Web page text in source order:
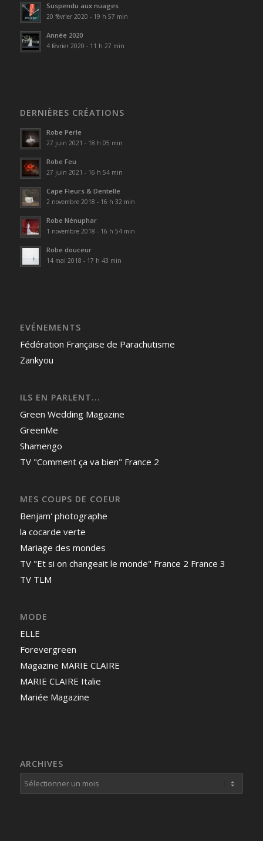
Suspendu aux nuages
20 février 2020 - 19 h 57 min
Année 2020
4 février 2020 - 11 h 27 min
DERNIÈRES CRÉATIONS
Robe Perle
27 juin 2021 - 18 h 05 min
Robe Feu
27 juin 2021 - 16 h 54 min
Cape Fleurs & Dentelle
2 novembre 2018 - 16 h 32 min
Robe Nénuphar
1 novembre 2018 - 16 h 54 min
Robe douceur
14 mai 2018 - 17 h 43 min
EVÉNEMENTS
Fédération Française de Parachutisme
Zankyou
ILS EN PARLENT...
Green Wedding Magazine
GreenMe
Shamengo
TV "Comment ça va bien" France 2
MES COUPS DE COEUR
Benjam' photographe
la cocarde verte
Mariage des mondes
TV "Et si on changeait le monde" France 2 France 3
TV TLM
MODE
ELLE
Forevergreen
Magazine MARIE CLAIRE
MARIE CLAIRE Italie
Mariée Magazine
ARCHIVES